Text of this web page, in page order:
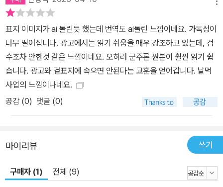
켜야 하는지, 멸시와 증오는 피해야 한다는 등의 주제도 다룹니다. 요
새와 기타 보안 시설의 유용성, 군주가 어떻게 행동해야 위대한 명성
을 얻을 수 있는가, 장관들에 대한 조언, 아첨꾼을 피해야 하는 이유
등도 상세히 설명합니다. 이탈리아 군주들이 어떻게 자신들의 영토를
잃었는지, 운명이 인간 사건에 미치는 영향, 그리고 이탈리아를 외세
로부터 해방시키기 위한 호소까지 포함된 이 책은, 다양한 시각에서
권력을 분석합니다. <군주론>의 현대적 의의와 영향은 오늘날에도
주론>에 대한 고찰과 유익한 배경지식, 그리고 마키아벨리 인물 소개
를 통해 독자들이 이 책을 더욱 깊이 이해할 수 있도록 돕습니다. 니콜
로 마키아벨리의 <군주론>은 권력과 통치의 복잡한 속성을 이해하고
자 하는 모든 이들에게 필독서로서, 현실적이고 냉철한 정치 철학을
표지 이미지가 ai 돌린듯 했는데 번역도 ai돌린 느낌이네요. 가독성이
너무 떨어집니다. 광고에서는 읽기 쉬움을 매우 강조하고 있는데, 검
수조차 안한것 같은 느낌이네요. 오히려 군주론 원본이 훨씬 읽기 쉽
습니다. 광고와 겉표지에 속으면 안된다는 교훈을 얻어갑니다. 날먹
사업의 느낌이나네요.
공감 (0) 댓글 (0)
마이리뷰 쓰기
구매자 (1) 전체 (9)